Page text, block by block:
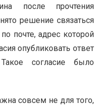
после прочтения
решение связаться
почте, адрес которой
опубликовать ответ
согласие было
совсем не для того,